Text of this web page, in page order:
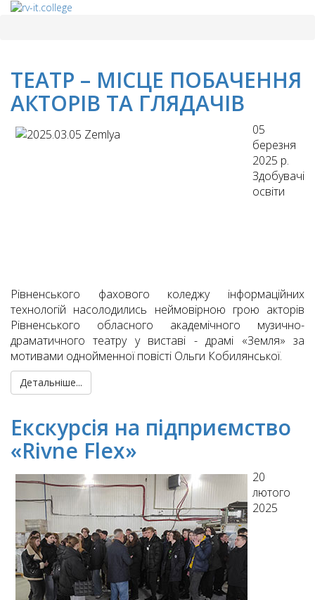
ТЕАТР – МІСЦЕ ПОБАЧЕННЯ
АКТОРІВ ТА ГЛЯДАЧІВ
05
березня
2025 р.
Здобувачі
освіти
Рівненського фахового коледжу інформаційних
технологій насолодились неймовірною грою акторів
Рівненського обласного академічного музично-
драматичного театру у виставі - драмі «Земля» за
мотивами однойменної повісті Ольги Кобилянської.
Детальніше...
Екскурсія на підприємство
«Rivne Flex»
20
лютого
2025